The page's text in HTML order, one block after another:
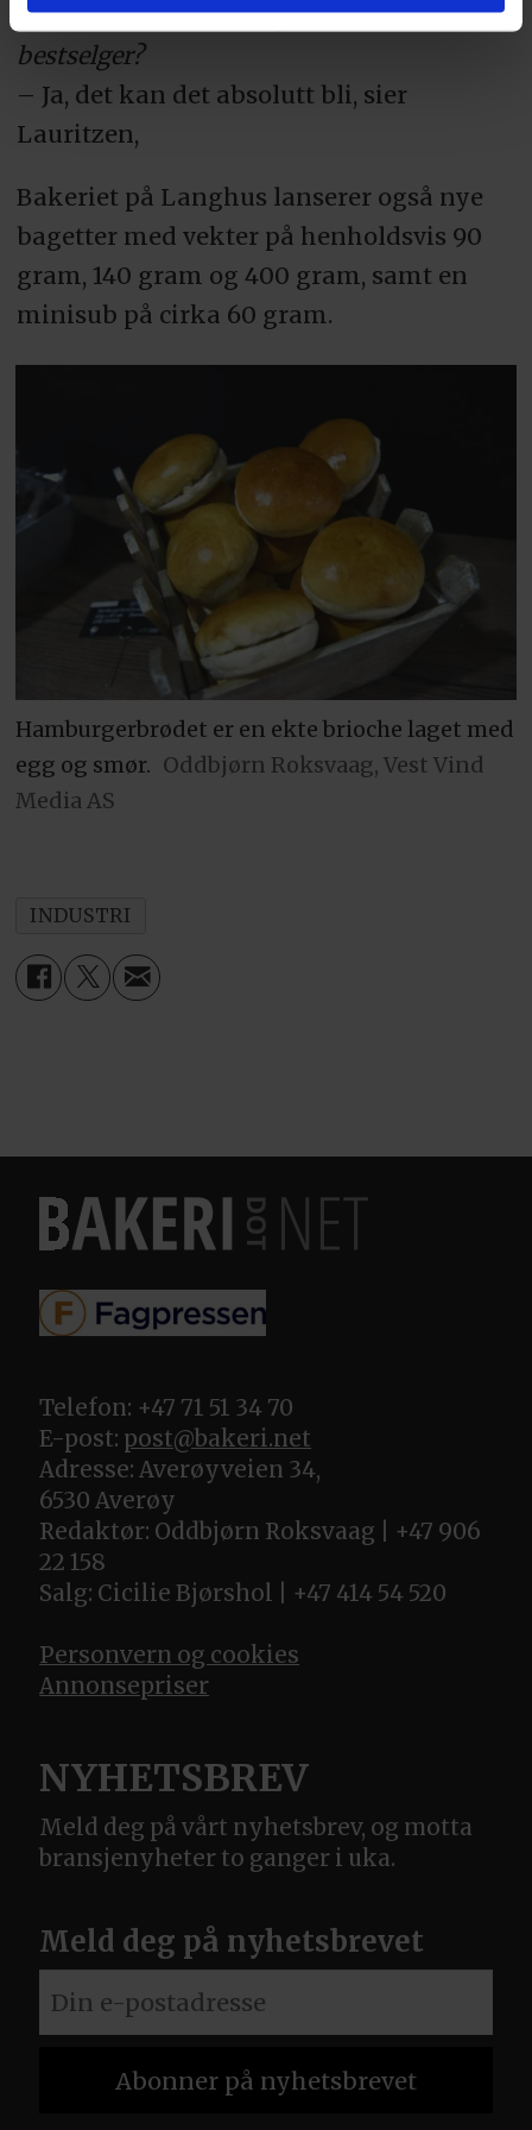
– Kan det nye hamburgerbrødet bli en
bestselger?
– Ja, det kan det absolutt bli, sier
Lauritzen,
Bakeriet på Langhus lanserer også nye
bagetter med vekter på henholdsvis 90
gram, 140 gram og 400 gram, samt en
minisub på cirka 60 gram.
Hamburgerbrødet er en ekte brioche laget med
egg og smør. Oddbjørn Roksvaag, Vest Vind
Media AS
INDUSTRI
Telefon: +47 71 51 34 70
E-post: post@bakeri.net
Adresse: Averøyveien 34,
6530 Averøy
Redaktør: Oddbjørn Roksvaag | +47 906
22 158
Salg: Cicilie Bjørshol | +47 414 54 520
Personvern og cookies
Annonsepriser
NYHETSBREV
Meld deg på vårt nyhetsbrev, og motta
bransjenyheter to ganger i uka.
Meld deg på nyhetsbrevet